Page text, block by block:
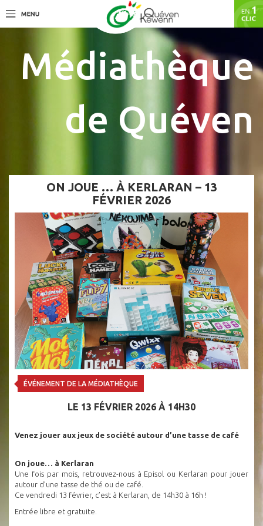
Médiathèque
de Quéven
ON JOUE … À KERLARAN – 13
FÉVRIER 2026
ÉVÉNEMENT DE LA MÉDIATHÈQUE
LE 13 FÉVRIER 2026 À 14H30
Venez jouer aux jeux de société autour d’une tasse de café
On joue… à Kerlaran
Une fois par mois, retrouvez-nous à Episol ou Kerlaran pour jouer
autour d’une tasse de thé ou de café.
Ce vendredi 13 février, c’est à Kerlaran, de 14h30 à 16h !
Entrée libre et gratuite.